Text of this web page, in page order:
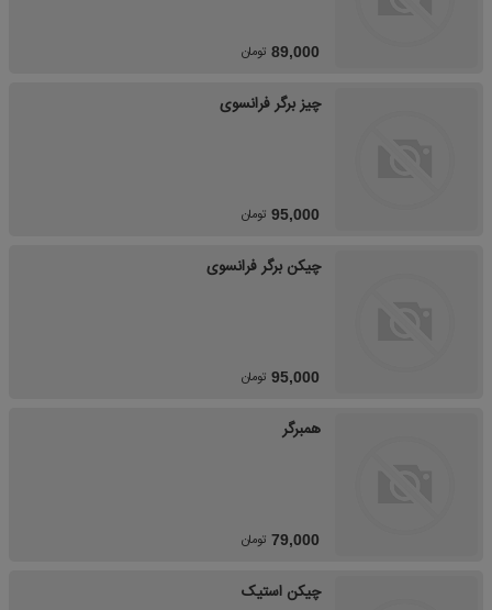
89,000 تومان
چیز برگر فرانسوی
95,000 تومان
چیکن برگر فرانسوی
95,000 تومان
همبرگر
79,000 تومان
چیکن استیک